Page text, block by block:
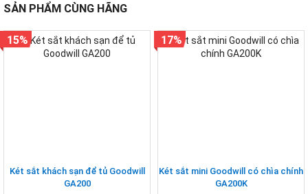
SẢN PHẨM CÙNG HÃNG
Két sắt khách sạn để tủ Goodwill
GA200
15%
Két sắt mini Goodwill có chìa chính
GA200K
17%